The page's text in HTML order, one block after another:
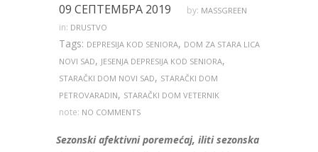
09 СЕПТЕМБРА 2019 by: MASSGREEN
in: DRUSTVO
Tags: DEPRESIJA KOD SENIORA, DOM ZA STARA LICA
NOVI SAD, JESENJA DEPRESIJA KOD SENIORA,
STARAČKI DOM NOVI SAD, STARAČKI DOM
PETROVARADIN, STARAČKI DOM VETERNIK
note: NO COMMENTS
Sezonski afektivni poremećaj, iliti sezonska